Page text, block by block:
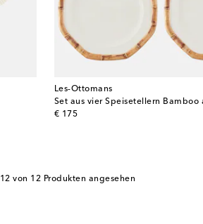
Les-Ottomans
Set aus vier Speisetellern Bamboo
€ 175
original price
von 12 Produkten angesehen